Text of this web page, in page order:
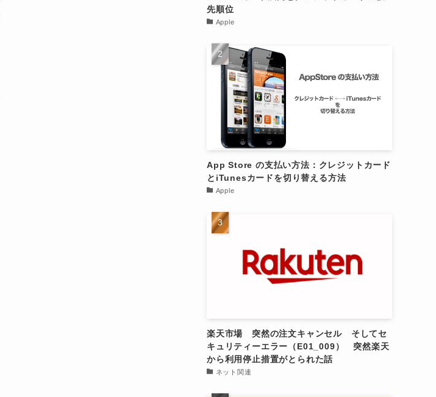
先順位
Apple
App Store の支払い方法：クレジットカード
とiTunesカードを切り替える方法
Apple
楽天市場 突然の注文キャンセル そしてセ
キュリティーエラー（E01_009） 突然楽天
から利用停止措置がとられた話
ネット関連